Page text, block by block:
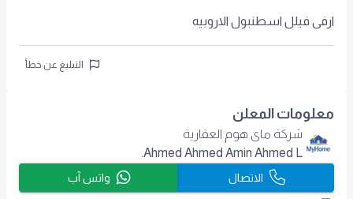
ارفى فيلل اسطنبول الاروبيه
التبليغ عن خطأ
معلومات المعلن
شركة ماى هوم العقارية
Ahmed Ahmed Amin Ahmed L.
الاتصال واتس آب